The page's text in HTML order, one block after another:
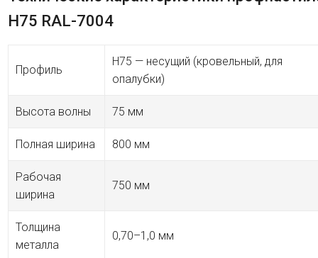
H75 RAL-7004
Профиль
H75 — несущий (кровельный, для
опалубки)
Высота волны 75 мм
Полная ширина 800 мм
Рабочая
ширина
750 мм
Толщина
металла
0,70–1,0 мм